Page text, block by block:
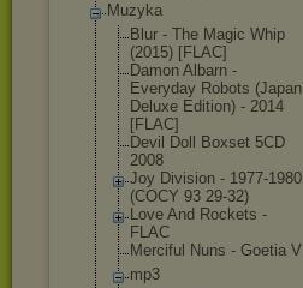
Muzyka
Blur - The Magic Whip
(2015) [FLAC]
Damon Albarn -
Everyday Robots (Japan
Deluxe Edition) - 2014
[FLAC]
Devil Doll Boxset 5CD
2008
Joy Division - 1977-1980
(COCY 93 29-32)
Love And Rockets -
FLAC
Merciful Nuns - Goetia V
mp3